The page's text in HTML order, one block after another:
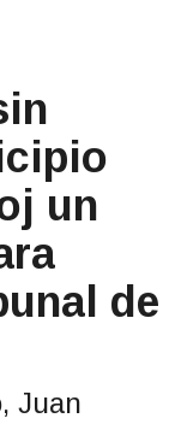
un
de
Juan